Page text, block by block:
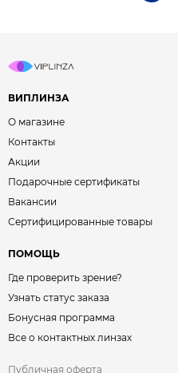
ВИПЛИНЗА
О магазине
Контакты
Акции
Подарочные сертификаты
Вакансии
Сертифицированные товары
ПОМОЩЬ
Где проверить зрение?
Узнать статус заказа
Бонусная программа
Все о контактных линзах
Публичная оферта